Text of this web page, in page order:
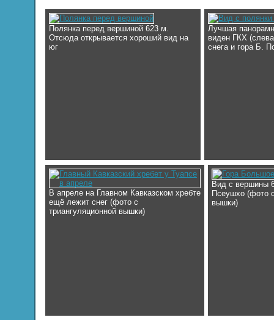
Полянка перед вершиной 623 м.
Отсюда открывается хороший вид на
юг
Лучшая
виден ГКХ
снега и гора Б.
В апреле на Главном Кавказском хребте
ещё лежит снег (фото с
триангуляционной вышки)
Вид с вершины
Псеушхо (фото
вышки)